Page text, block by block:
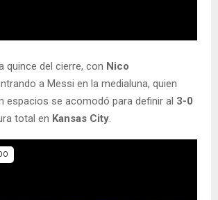
quince del cierre, con Nico
a Messi en la medialuna, quien
espacios se acomodó para definir al 3-0
total en Kansas City.